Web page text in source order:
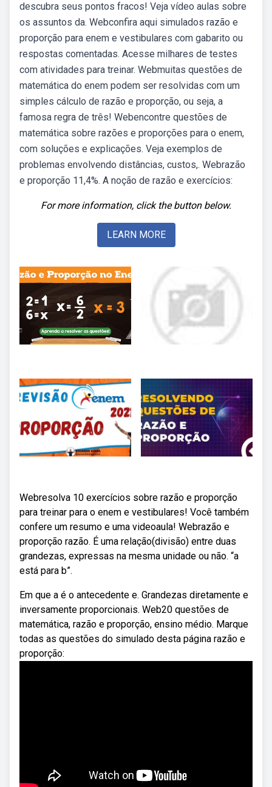
descubra seus pontos fracos! Veja vídeo aulas sobre
os assuntos da. Webconfira aqui simulados razão e
proporção para enem e vestibulares com gabarito ou
respostas comentadas. Acesse milhares de testes
com atividades para treinar. Webmuitas questões de
matemática do enem podem ser resolvidas com um
simples cálculo de razão e proporção, ou seja, a
famosa regra de três! Webencontre questões de
matemática sobre razões e proporções para o enem,
com soluções e explicações. Veja exemplos de
problemas envolvendo distâncias, custos,. Webrazão
e proporção 11,4%. A noção de razão e exercícios:
For more information, click the button below.
LEARN MORE
Webresolva 10 exercícios sobre razão e proporção
para treinar para o enem e vestibulares! Você também
confere um resumo e uma videoaula! Webrazão e
proporção razão. É uma relação(divisão) entre duas
grandezas, expressas na mesma unidade ou não. “a
está para b”.
Em que a é o antecedente e. Grandezas diretamente e
inversamente proporcionais. Web20 questões de
matemática, razão e proporção, ensino médio. Marque
todas as questões do simulado desta página razão e
proporção: